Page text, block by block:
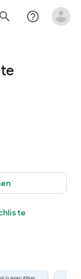
search help_outline